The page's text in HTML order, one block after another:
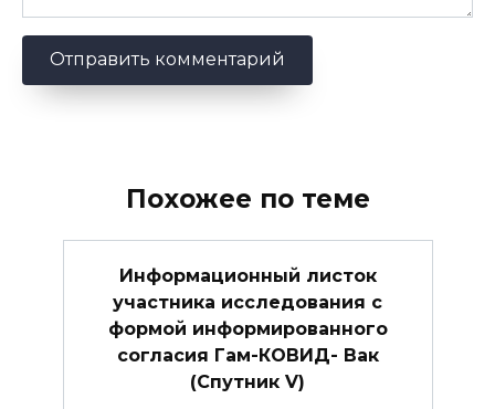
Похожее по теме
Информационный листок
участника исследования с
формой информированного
согласия Гам-КОВИД- Вак
(Спутник V)